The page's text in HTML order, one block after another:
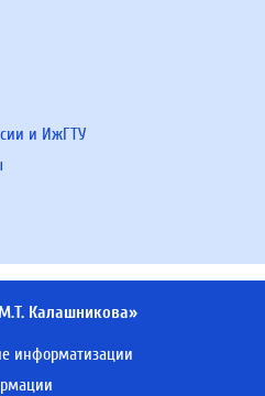
и ИжГТУ
Калашникова»
информатизации